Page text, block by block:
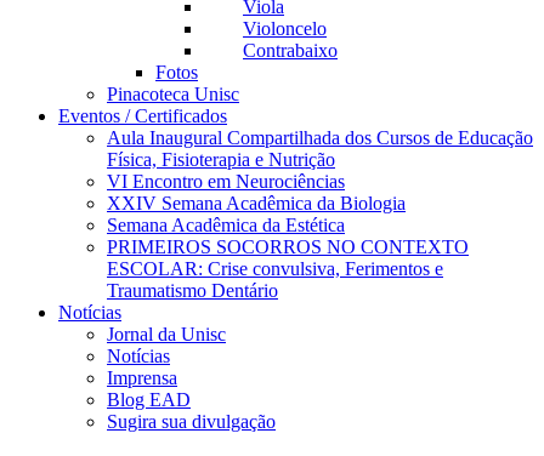
Viola
Violoncelo
Contrabaixo
Fotos
Pinacoteca Unisc
Eventos / Certificados
Aula Inaugural Compartilhada dos Cursos de Educação
Física, Fisioterapia e Nutrição
VI Encontro em Neurociências
XXIV Semana Acadêmica da Biologia
Semana Acadêmica da Estética
PRIMEIROS SOCORROS NO CONTEXTO
ESCOLAR: Crise convulsiva, Ferimentos e
Traumatismo Dentário
Notícias
Jornal da Unisc
Notícias
Imprensa
Blog EAD
Sugira sua divulgação